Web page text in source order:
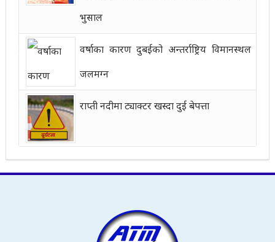
भुसाल
वर्षाका कारण दुबईको अन्तर्राष्ट्रिय विमानस्थल
जलमग्न
राप्ती नदीमा ट्याक्टर खस्दा दुई बेपत्ता